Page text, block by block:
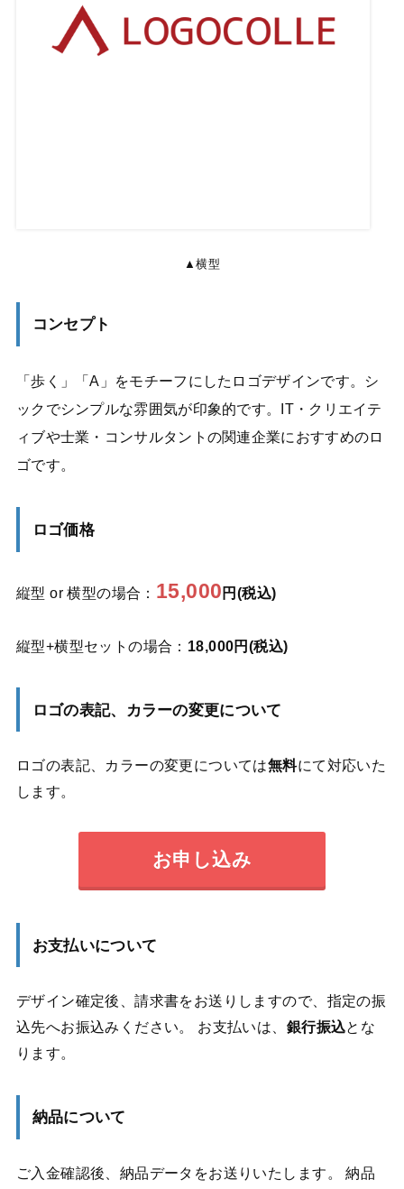
▲横型
コンセプト
「歩く」「A」をモチーフにしたロゴデザインです。シ
ックでシンプルな雰囲気が印象的です。IT・クリエイテ
ィブや士業・コンサルタントの関連企業におすすめのロ
ゴです。
ロゴ価格
縦型 or 横型の場合： 15,000 円(税込)
縦型+横型セットの場合： 18,000円(税込)
ロゴの表記、カラーの変更について
ロゴの表記、カラーの変更については無料にて対応いた
します。
お申し込み
お支払いについて
デザイン確定後、請求書をお送りしますので、指定の振
込先へお振込みください。 お支払いは、 銀行振込とな
ります。
納品について
ご入金確認後、納品データをお送りいたします。 納品